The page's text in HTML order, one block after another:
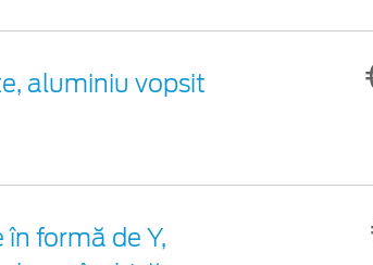
aluminiu vopsit
formă de Y,